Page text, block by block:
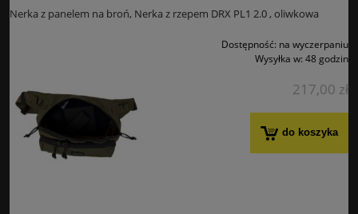
Nerka z panelem na broń, Nerka z rzepem DRX PL1 2.0 , oliwkowa
Dostępność: na wyczerpaniu
Wysyłka w: 48 godzin
217,00 zł
do koszyka